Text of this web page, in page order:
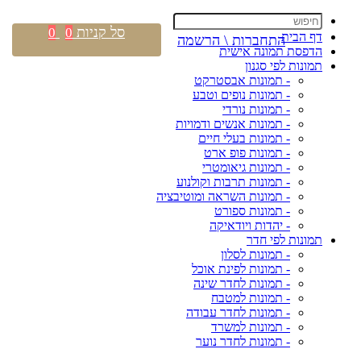
דף הבית
הדפסת תמונה אישית
תמונות לפי סגנון
- תמונות אבסטרקט
- תמונות נופים וטבע
- תמונות נורדי
- תמונות אנשים ודמויות
- תמונות בעלי חיים
- תמונות פופ ארט
- תמונות גיאומטרי
- תמונות תרבות וקולנוע
- תמונות השראה ומוטיבציה
- תמונות ספורט
- יהדות ויודאיקה
תמונות לפי חדר
- תמונות לסלון
- תמונות לפינת אוכל
- תמונות לחדר שינה
- תמונות למטבח
- תמונות לחדר עבודה
- תמונות למשרד
- תמונות לחדר נוער
התחברות \ הרשמה סל קניות 0
0